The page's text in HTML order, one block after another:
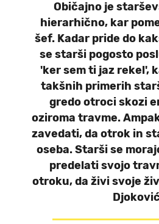
Običajno je
hierarhično, kar
šef. Kadar pride do
se starši pogosto
'ker sem ti jaz rekel',
takšnih primerih
gredo otroci skozi
oziroma travme.
zavedati, da otrok in
oseba. Starši se
predelati svojo
otroku, da živi svoje
Djoković